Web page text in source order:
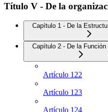
Título V - De la
Capítulo 1 - De la
Capítulo 2 - De la Función
Artículo 122
Artículo 123
Artículo 124